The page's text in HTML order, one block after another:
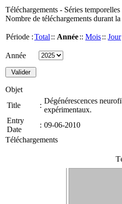
Téléchargements - Séries temporelles
Nombre de téléchargements durant
Période :Total :: Année:: Mois:: Jour
Année
Objet
Title
:
Dégénérescences
expérimentaux.
Entry
Date
: 09-06-2010
Téléchargements